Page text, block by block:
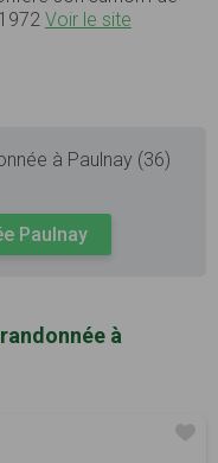
Voir le site
à Paulnay (36)
Paulnay
à